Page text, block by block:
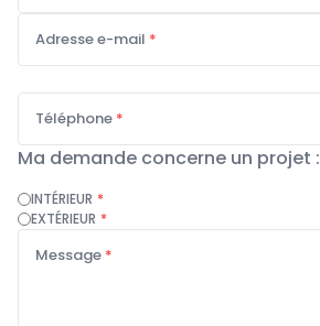
Adresse e-mail *
Téléphone *
Ma demande concerne un projet :
INTÉRIEUR *
EXTÉRIEUR *
Message *